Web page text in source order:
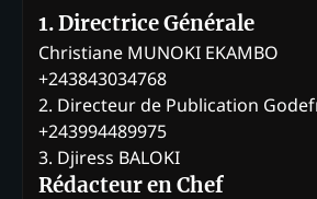
1. Directrice Générale
Christiane MUNOKI EKAMBO
+243843034768
2. Directeur de Publication
+243994489975
3. Djiress BALOKI
Rédacteur en Chef